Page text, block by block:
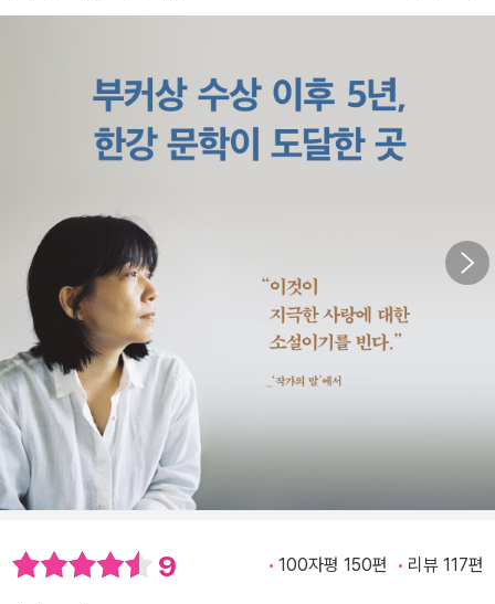
9 100자평 150편 리뷰 117편